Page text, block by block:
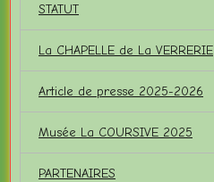
STATUT
La CHAPELLE de La VERRERIE
Article de presse 2025-2026
Musée La COURSIVE 2025
PARTENAIRES